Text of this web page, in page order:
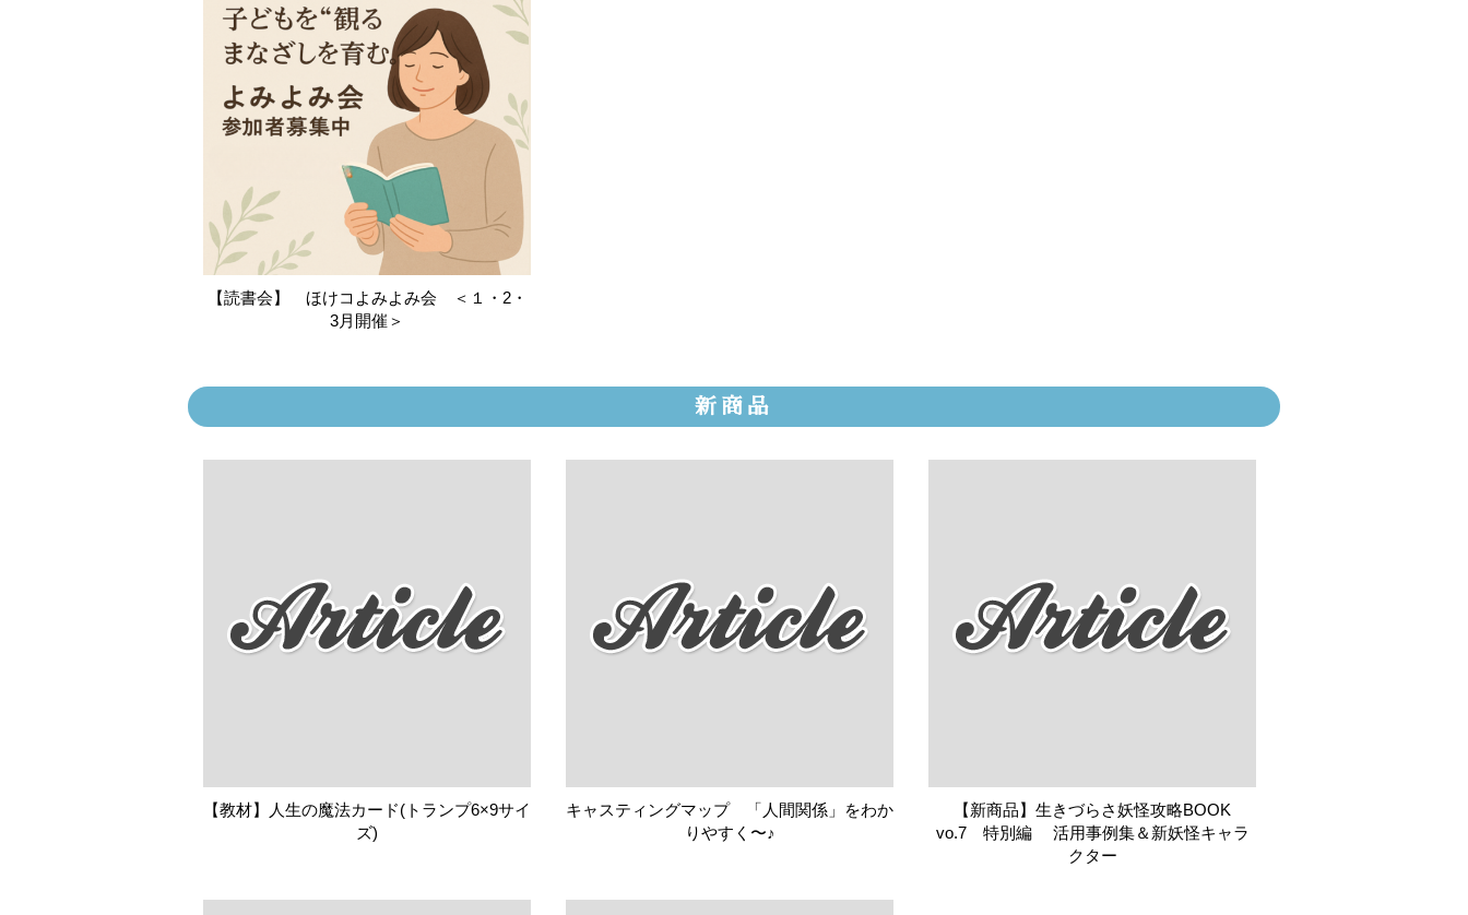
【読書会】 ほけコよみよみ会 ＜１・2・
3月開催＞
新商品
【教材】人生の魔法カード(トランプ6×9サイ
ズ)
キャスティングマップ 「人間関係」をわか
りやすく〜♪
【新商品】生きづらさ妖怪攻略BOOK
vo.7 特別編 活用事例集＆新妖怪キャラ
クター